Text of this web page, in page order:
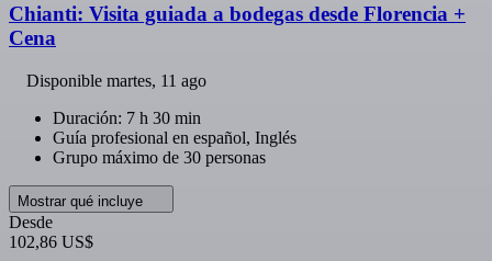
Chianti: Visita guiada a bodegas desde Florencia +
Cena
Disponible martes, 11 ago
Duración: 7 h 30 min
Guía profesional en español, Inglés
Grupo máximo de 30 personas
Mostrar qué incluye
Desde
102,86 US$